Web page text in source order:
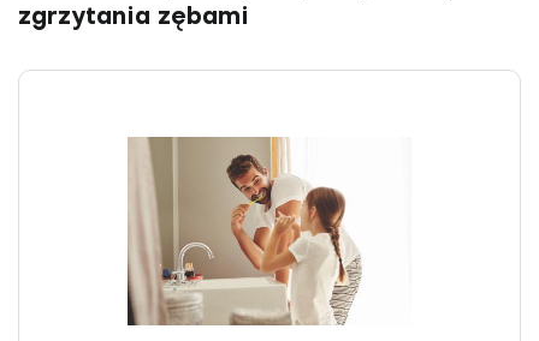
zgrzytania zębami